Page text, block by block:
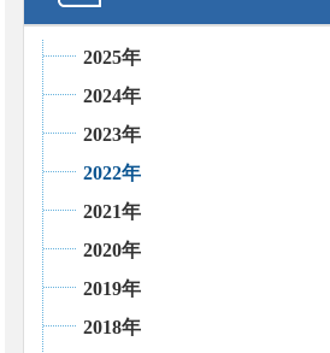
2025年
2024年
2023年
2022年
2021年
2020年
2019年
2018年